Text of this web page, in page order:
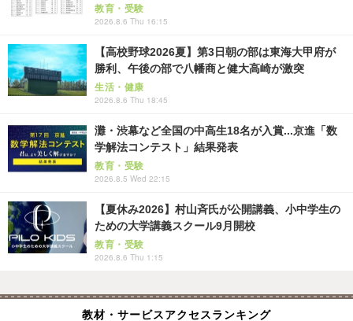
教育・受験
2026.8.6 Thu 16:15
【高校野球2026夏】第3日朝の部は東海大甲府が
勝利、午後の部で八幡商と健大高崎が激突
生活・健康
2026.8.6 Thu 18:45
灘・渋幕など全国の中高生18名が入賞...京進「数
学解法コンテスト」結果発表
教育・受験
2026.8.5 Wed 22:15
【夏休み2026】村山斉氏が公開講義、小中学生の
ための大学講義スクール9月開校
教育・受験
2026.8.6 Thu 1:15
教材・サービスアクセスランキング